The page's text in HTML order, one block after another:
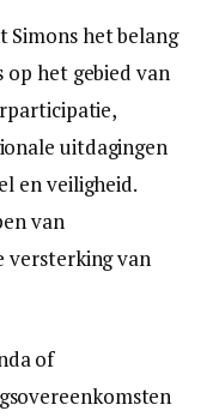
Simons het belang
op het gebied van
uitdagingen
en veiligheid.
van
versterking van
of